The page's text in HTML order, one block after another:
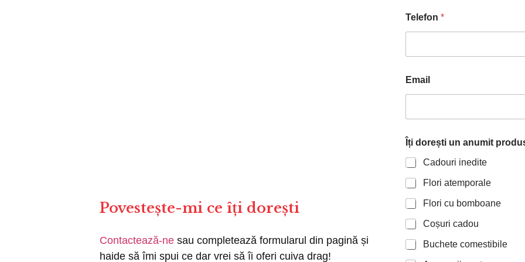
Povestește-mi ce îți dorești
Contactează-ne sau completează formularul din pagină și
haide să îmi spui ce dar vrei să îi oferi cuiva drag!
Telefon *
Email
e
ș
i
Î
ț
i
Îți dorești un anumit
Cadouri inedite
Flori atemporale
Flori cu bomboane
Coșuri cadou
Buchete comestibile